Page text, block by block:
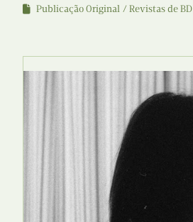
Publicação Original Revistas de BD